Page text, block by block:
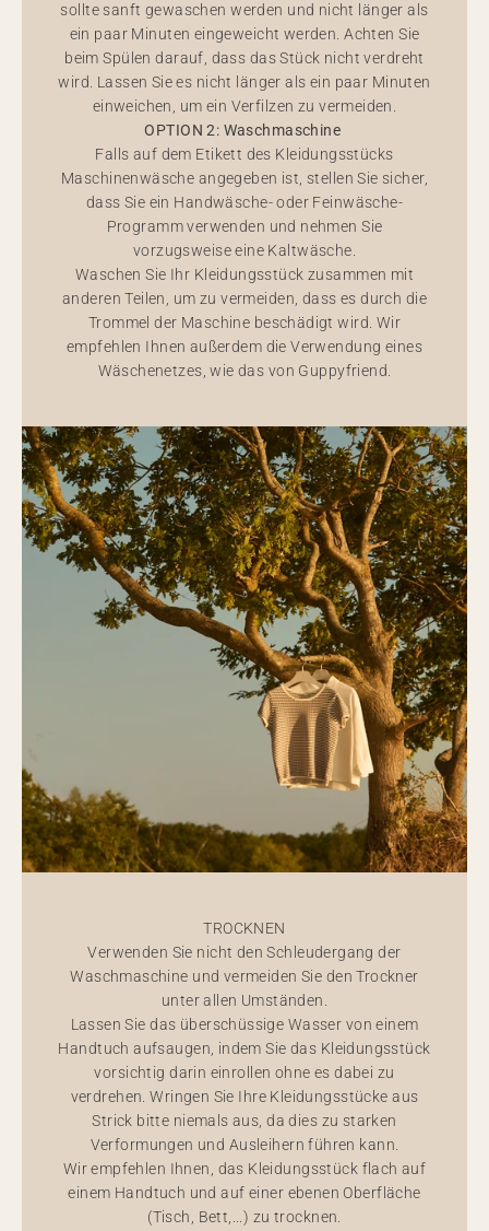
sollte sanft gewaschen werden und nicht länger als
ein paar Minuten eingeweicht werden. Achten Sie
beim Spülen darauf, dass das Stück nicht verdreht
wird. Lassen Sie es nicht länger als ein paar Minuten
einweichen, um ein Verfilzen zu vermeiden.
OPTION 2: Waschmaschine
Falls auf dem Etikett des Kleidungsstücks
Maschinenwäsche angegeben ist, stellen Sie sicher,
dass Sie ein Handwäsche- oder Feinwäsche-
Programm verwenden und nehmen Sie
vorzugsweise eine Kaltwäsche.
Waschen Sie Ihr Kleidungsstück zusammen mit
anderen Teilen, um zu vermeiden, dass es durch die
Trommel der Maschine beschädigt wird. Wir
empfehlen Ihnen außerdem die Verwendung eines
Wäschenetzes, wie das von Guppyfriend.
TROCKNEN
Verwenden Sie nicht den Schleudergang der
Waschmaschine und vermeiden Sie den Trockner
unter allen Umständen.
Lassen Sie das überschüssige Wasser von einem
Handtuch aufsaugen, indem Sie das Kleidungsstück
vorsichtig darin einrollen ohne es dabei zu
verdrehen. Wringen Sie Ihre Kleidungsstücke aus
Strick bitte niemals aus, da dies zu starken
Verformungen und Ausleihern führen kann.
Wir empfehlen Ihnen, das Kleidungsstück flach auf
einem Handtuch und auf einer ebenen Oberfläche
(Tisch, Bett,...) zu trocknen.